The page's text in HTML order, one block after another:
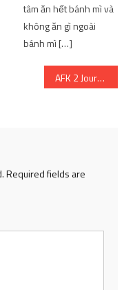
tâm ăn hết bánh mì và
không ăn gì ngoài
bánh mì […]
AFK 2 Journey – Phiên bản thử nghiệm của game nhập vai nhàn rỗi – Kênh Game VN
Required fields are